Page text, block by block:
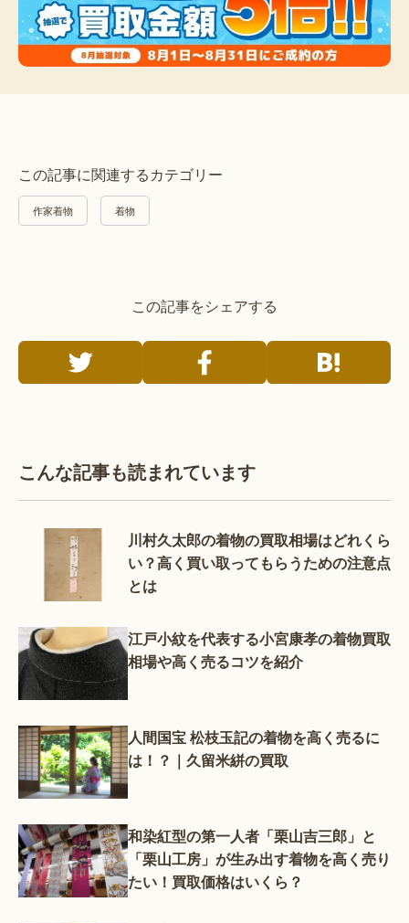
この記事に関連するカテゴリー
作家着物 着物
この記事をシェアする
こんな記事も読まれています
川村久太郎の着物の買取相場はどれくら
い？高く買い取ってもらうための注意点
とは
江戸小紋を代表する小宮康孝の着物買取
相場や高く売るコツを紹介
人間国宝 松枝玉記の着物を高く売るに
は！？｜久留米絣の買取
和染紅型の第一人者「栗山吉三郎」と
「栗山工房」が生み出す着物を高く売り
たい！買取価格はいくら？